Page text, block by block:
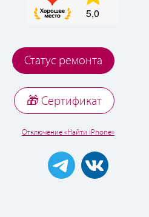
Статус ремонта
🎁 Cертификат
Отключение «Найти iPhone»